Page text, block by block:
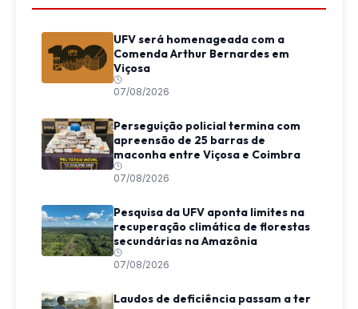
UFV será homenageada com a
Comenda Arthur Bernardes em
Viçosa
07/08/2026
Perseguição policial termina com
apreensão de 25 barras de
maconha entre Viçosa e Coimbra
07/08/2026
Pesquisa da UFV aponta limites na
recuperação climática de florestas
secundárias na Amazônia
07/08/2026
Laudos de deficiência passam a ter